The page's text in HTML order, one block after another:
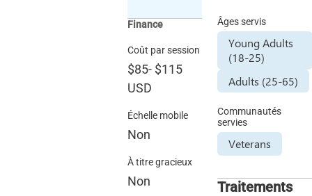
Finance
Coût par session
$85- $115
USD
Échelle mobile
Non
À titre gracieux
Non
Âges servis
Young Adults
(18-25)
Adults (25-65)
Communautés
servies
Veterans
Traitements